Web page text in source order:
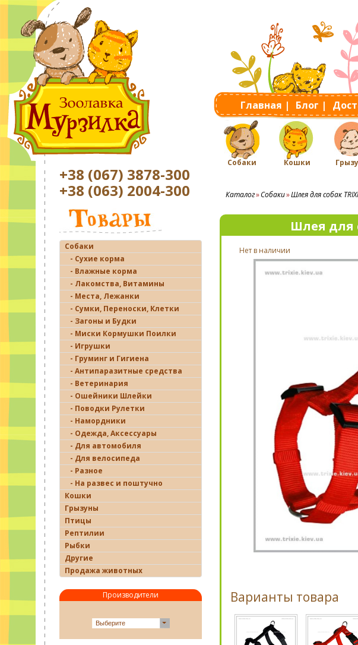
Главная | Блог |
Собаки Кошки
+38 (067) 3878-300
+38 (063) 2004-300
Собаки
- Сухие корма
- Влажные корма
- Лакомства, Витамины
- Места, Лежанки
- Сумки, Переноски, Клетки
- Загоны и Будки
- Миски Кормушки Поилки
- Игрушки
- Груминг и Гигиена
- Антипаразитные средства
- Ветеринария
- Ошейники Шлейки
- Поводки Рулетки
- Намордники
- Одежда, Аксессуары
- Для автомобиля
- Для велосипеда
- Разное
- На развес и поштучно
Кошки
Грызуны
Птицы
Рептилии
Рыбки
Другие
Продажа животных
Производители
Выберите
Каталог Собаки Шлея для собак
Шлея для
Нет в наличии
Варианты товара